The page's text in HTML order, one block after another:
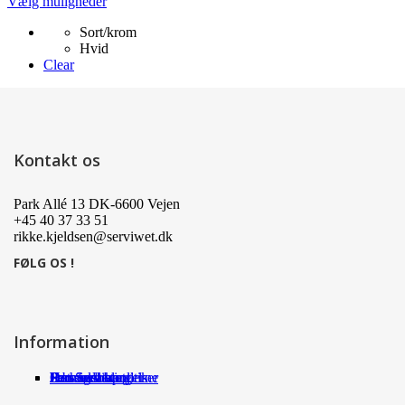
har
flere
Sort/krom
Hvid
Clear
Kontakt os
Park Allé 13 DK-6600 Vejen
+45 40 37 33 51
rikke.kjeldsen@serviwet.dk
FØLG OS !
Information
Om Serviwet
Serviwet blog
Forhandlere
Persondatapolitik
Handelsbetingelser
Det siger kunderne
Jobs